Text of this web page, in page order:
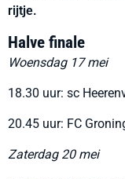
rijtje.
Halve finale
Woensdag 17 mei
18.30 uur: sc
20.45 uur: FC
Zaterdag 20 mei